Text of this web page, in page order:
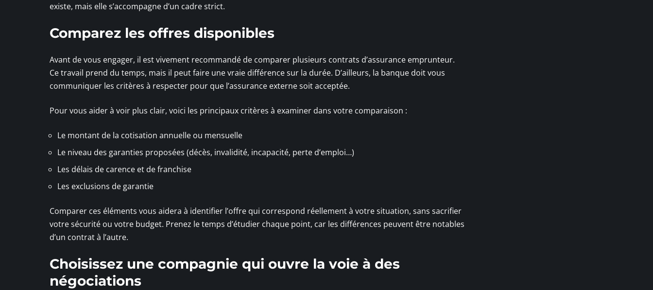
existe, mais elle s’accompagne d’un cadre strict.
Comparez les offres disponibles
Avant de vous engager, il est vivement recommandé de comparer plusieurs contrats d’assurance emprunteur.
Ce travail prend du temps, mais il peut faire une vraie différence sur la durée. D’ailleurs, la banque doit vous
communiquer les critères à respecter pour que l’assurance externe soit acceptée.
Pour vous aider à voir plus clair, voici les principaux critères à examiner dans votre comparaison :
Le montant de la cotisation annuelle ou mensuelle
Le niveau des garanties proposées (décès, invalidité, incapacité, perte d’emploi…)
Les délais de carence et de franchise
Les exclusions de garantie
Comparer ces éléments vous aidera à identifier l’offre qui correspond réellement à votre situation, sans sacrifier
votre sécurité ou votre budget. Prenez le temps d’étudier chaque point, car les différences peuvent être notables
d’un contrat à l’autre.
Choisissez une compagnie qui ouvre la voie à des
négociations